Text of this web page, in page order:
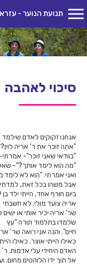
תנועת הנוער - עזרא
סיכוי לאהבה
אנחנו זקוקים לאדם שילמד
"אתה זוכר את ר' אריה
"בוודאי שאני זוכר"-
"מה הוא לימד אותך?"-
ואני אמרתי: "הוא לא
אבל משהו בכל זאת,
אריה צועד מולי. לא חשבתי
שר' אריה יכיר אותי או
שלמדו בתלמוד תורה "עץ
חיים". והנה אני רואה שר'
כאילו הייתי אוצר. כאילו
האדם היחידי עלי אדמות.
אל תוך ידו הלוהטים מחום.